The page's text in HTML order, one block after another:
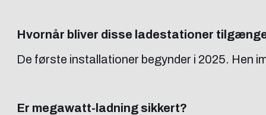
Hvornår bliver disse ladestationer
De første installationer begynder i 2025. Hen
Er megawatt-ladning sikkert?